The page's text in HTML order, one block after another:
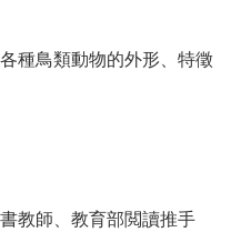
鳥類動物的外形、特徵
師、教育部閲讀推手